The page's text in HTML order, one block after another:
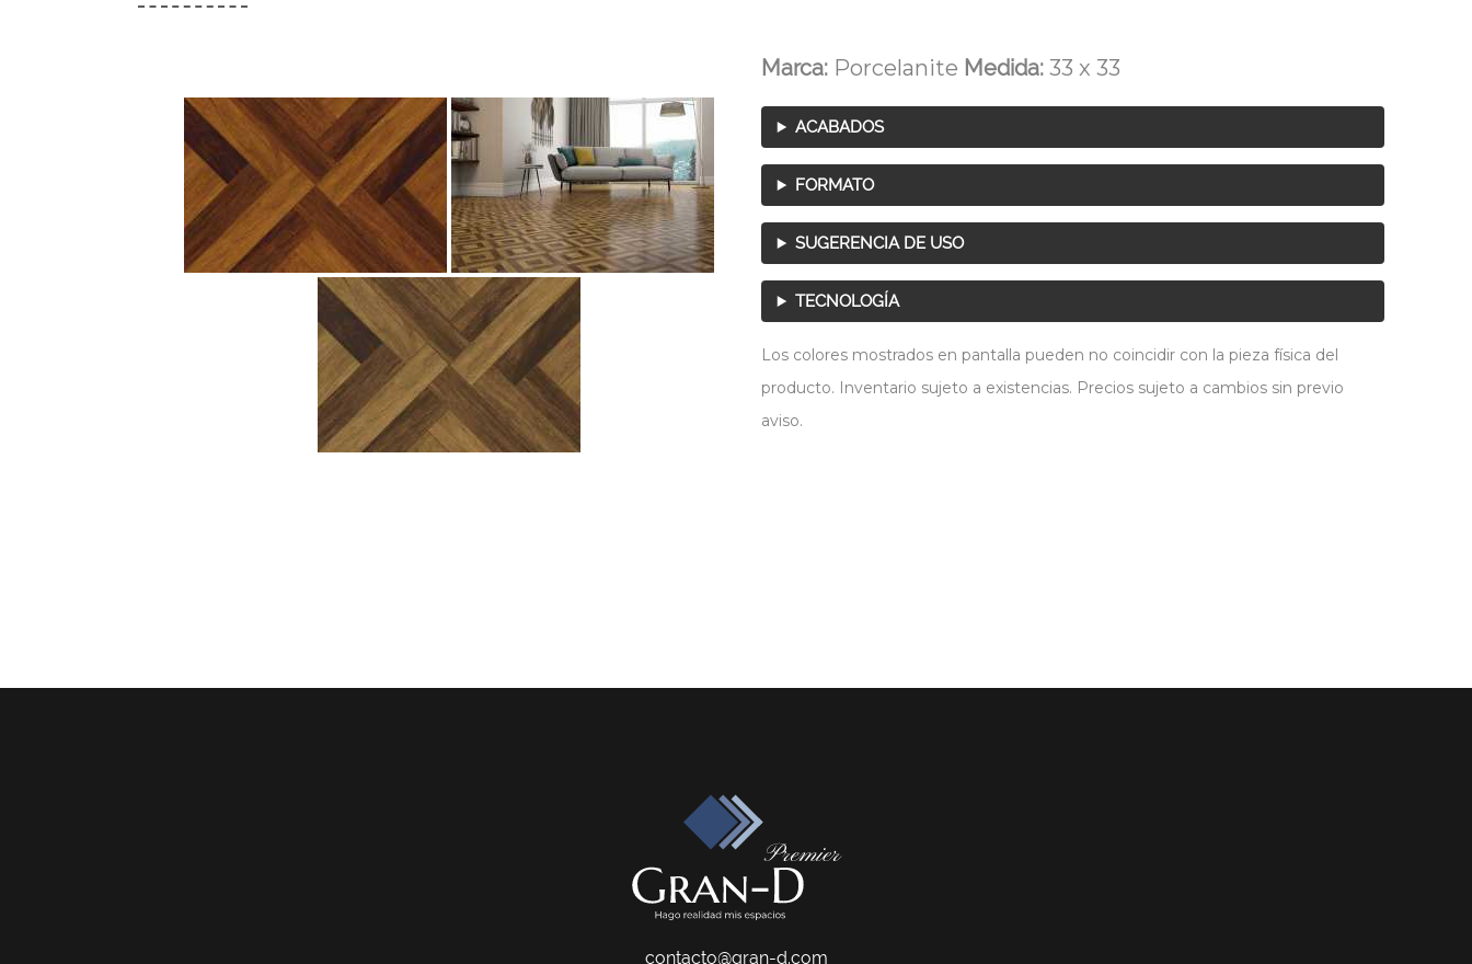
Marca:Porcelanite Medida:33 x 33
ACABADOS
FORMATO
SUGERENCIA DE USO
TECNOLOGÍA
Los colores mostrados en pantalla pueden no coincidir con la pieza física del
producto. Inventario sujeto a existencias. Precios sujeto a cambios sin previo
aviso.
contacto@gran-d.com